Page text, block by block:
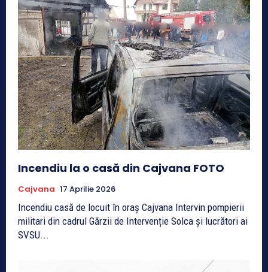
Incendiu la o casă din Cajvana FOTO
Cajvana 17 Aprilie 2026
Incendiu casă de locuit în oraș Cajvana Intervin pompierii
militari din cadrul Gărzii de Intervenție Solca și lucrători ai
SVSU...